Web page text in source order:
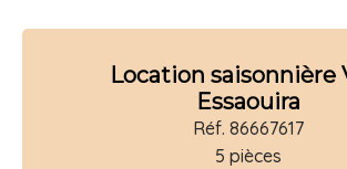
Location saisonnière
Essaouira
Réf. 86667617
5 pièces